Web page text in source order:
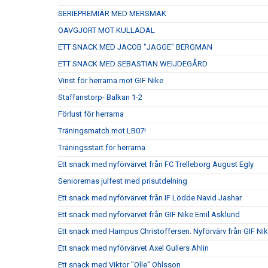
SERIEPREMIÄR MED MERSMAK
OAVGJORT MOT KULLADAL
ETT SNACK MED JACOB "JAGGE" BERGMAN
ETT SNACK MED SEBASTIAN WEIJDEGÅRD
Vinst för herrarna mot GIF Nike
Staffanstorp- Balkan 1-2
Förlust för herrarna
Träningsmatch mot LB07!
Träningsstart för herrarna
Ett snack med nyförvärvet från FC Trelleborg August Egly
Seniorernas julfest med prisutdelning
Ett snack med nyförvärvet från IF Lödde Navid Jashar
Ett snack med nyförvärvet från GIF Nike Emil Asklund
Ett snack med Hampus Christoffersen. Nyförvärv från GIF
Ett snack med nyförvärvet Axel Gullers Ahlin
Ett snack med Viktor "Olle" Ohlsson